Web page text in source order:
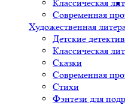
Классическая
Современная
Художественная
Детские
Классическая
Сказки
Современная
Стихи
Фэнтези для